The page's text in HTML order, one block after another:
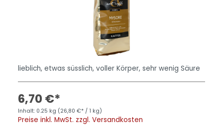
lieblich, etwas süsslich, voller Körper, sehr wenig Säure
6,70 €*
Inhalt: 0.25 kg (26,80 €* / 1 kg)
Preise inkl. MwSt. zzgl. Versandkosten